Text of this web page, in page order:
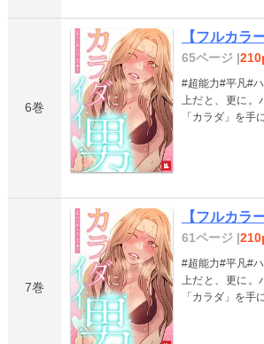
6巻
【フルカラ
65ページ |
#超能力#平凡#ハーレム#メンズ この男に触ると、絶対
上だと、更に
「カラダ」を
7巻
【フルカラ
61ページ |
#超能力#平凡#ハーレム#メンズ この男に触ると、絶対
上だと、更に
「カラダ」を